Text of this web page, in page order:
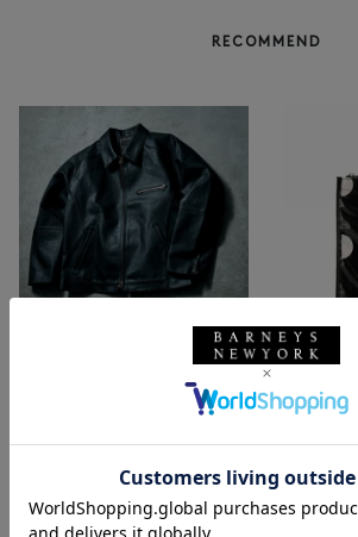
RECOMMEND
BARNEYS NEW YORK by ANC
NEW
BARNEYS
ロゴ入り
¥6,600